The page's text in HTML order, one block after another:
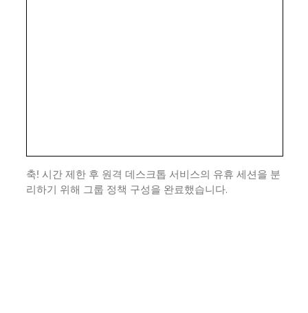
축! 시간 제한 후 원격 데스크톱 서비스의 유휴 세션을 분
리하기 위해 그룹 정책 구성을 완료했습니다.